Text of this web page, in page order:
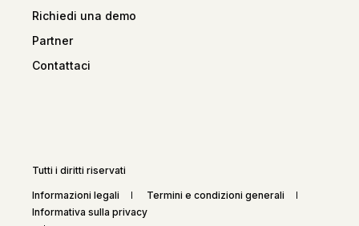
Richiedi una demo
Partner
Contattaci
Tutti i diritti riservati
Informazioni legali
Termini e condizioni generali
Informativa sulla privacy